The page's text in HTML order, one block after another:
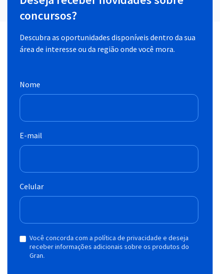
concursos?
Descubra as oportunidades disponíveis dentro da sua
área de interesse ou da região onde você mora.
Nome
E-mail
Celular
Você concorda com a política de privacidade e deseja
receber informações adicionais sobre os produtos do
Gran.